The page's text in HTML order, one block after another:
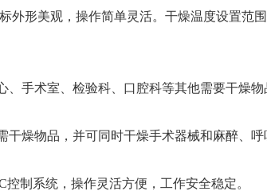
外形美观，操作简单灵活。干燥温度设置范
术室、检验科、口腔科等其他需要干燥物
物品，并可同时干燥手术器械和麻醉、呼
系统，操作灵活方便，工作安全稳定。